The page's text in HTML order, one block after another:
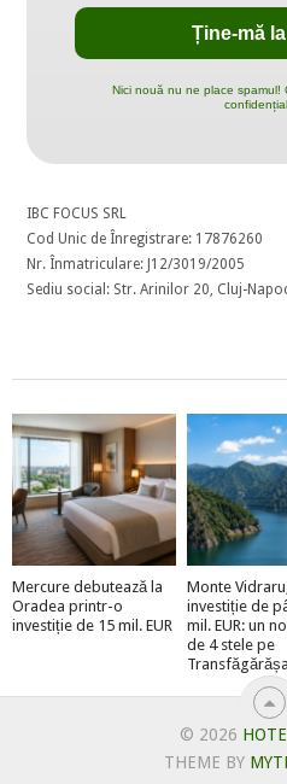
Nici nouă nu ne place spamul!
IBC FOCUS SRL
Cod Unic de Înregistrare: 17876260
Nr. Înmatriculare: J12/3019/2005
Sediu social: Str. Arinilor 20, Cluj-
Mercure debutează la
Oradea printr-o
investiție de 15 mil. EUR
Monte
investiție de
mil. EUR: un
de 4 stele pe
© 2026
THEME BY